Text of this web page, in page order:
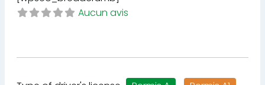
Aucun avis